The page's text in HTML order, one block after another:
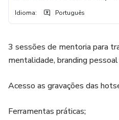
Idioma: Português
3 sessões de mentoria para
mentalidade, branding
Acesso as gravações das
Ferramentas práticas;